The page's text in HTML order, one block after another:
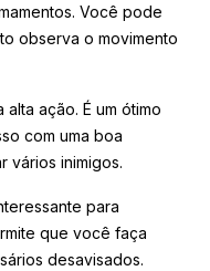
Você pode
observa o movimento
ação. É um ótimo
com uma boa
vários inimigos.
para
que você faça
desavisados.